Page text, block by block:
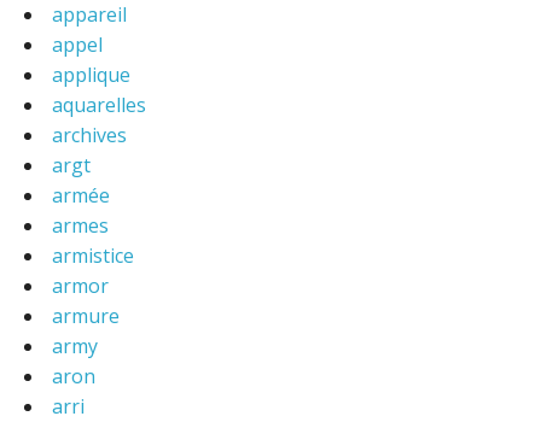
appareil
appel
applique
aquarelles
archives
argt
armée
armes
armistice
armor
armure
army
aron
arri